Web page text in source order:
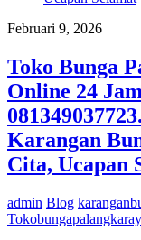
Februari 9, 2026
Toko Bunga
Online 24
Karangan
Cita, Ucapan
admin Blog